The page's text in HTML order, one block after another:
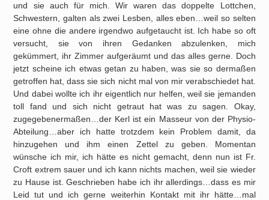
und sie auch für mich. Wir waren das doppelte Lottchen,
Schwestern, galten als zwei Lesben, alles eben…weil so selten
eine ohne die andere irgendwo aufgetaucht ist. Ich habe so oft
versucht, sie von ihren Gedanken abzulenken, mich
gekümmert, ihr Zimmer aufgeräumt und das alles gerne. Doch
jetzt scheine ich etwas getan zu haben, was sie so dermaßen
getroffen hat, dass sie sich nicht mal von mir verabschiedet hat.
Und dabei wollte ich ihr eigentlich nur helfen, weil sie jemanden
toll fand und sich nicht getraut hat was zu sagen. Okay,
zugegebenermaßen…der Kerl ist ein Masseur von der Physio-
Abteilung…aber ich hatte trotzdem kein Problem damit, da
hinzugehen und ihm einen Zettel zu geben. Momentan
wünsche ich mir, ich hätte es nicht gemacht, denn nun ist Fr.
Croft extrem sauer und ich kann nichts machen, weil sie wieder
zu Hause ist. Geschrieben habe ich ihr allerdings…dass es mir
Leid tut und ich gerne weiterhin Kontakt mit ihr hätte…mal